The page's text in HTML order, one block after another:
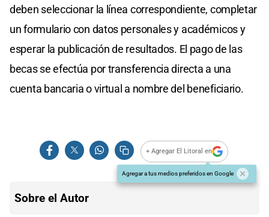
deben seleccionar la línea correspondiente, completar
un formulario con datos personales y académicos y
esperar la publicación de resultados. El pago de las
becas se efectúa por transferencia directa a una
cuenta bancaria o virtual a nombre del beneficiario.
+ Agregar El Litoral en
Agregar a tus medios preferidos en Google
Sobre el Autor